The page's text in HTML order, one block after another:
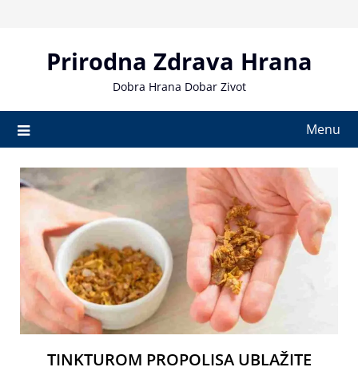
Prirodna Zdrava Hrana
Dobra Hrana Dobar Zivot
Menu
TINKTUROM PROPOLISA UBLAŽITE